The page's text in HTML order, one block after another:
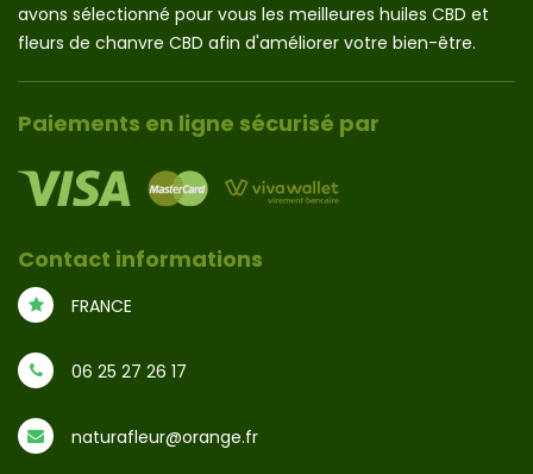
avons sélectionné pour vous les meilleures huiles CBD et
fleurs de chanvre CBD afin d'améliorer votre bien-être.
Paiements en ligne sécurisé par
Contact informations
FRANCE
06 25 27 26 17
naturafleur@orange.fr